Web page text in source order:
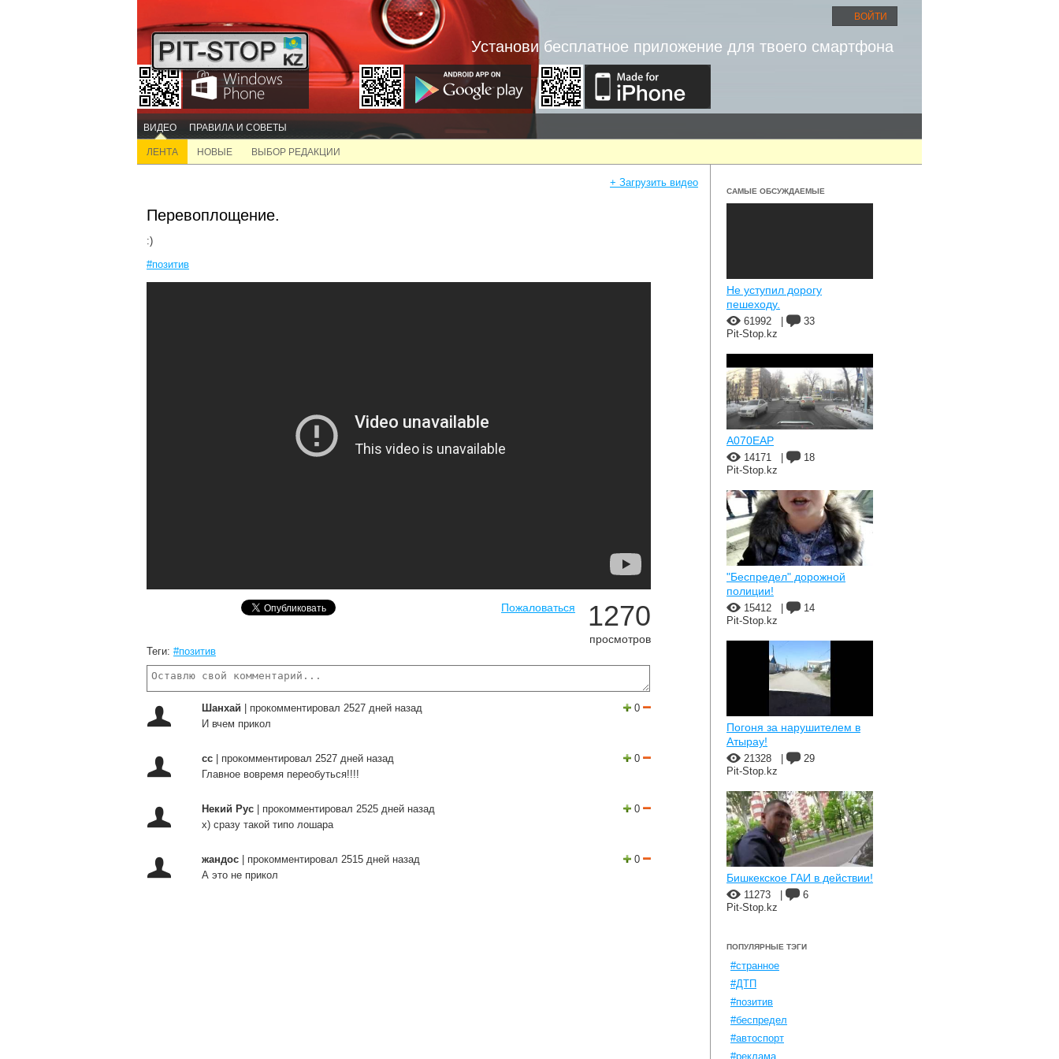
ВОЙТИ
Установи бесплатное приложение для твоего смартфона
ВИДЕО ПРАВИЛА И СОВЕТЫ
ЛЕНТА НОВЫЕ ВЫБОР РЕДАКЦИИ
+ Загрузить видео
Перевоплощение.
:)
#позитив
Пожаловаться 1270
просмотров
Теги: #позитив
0
Шанхай
прокомментировал 2527 дней назад
И вчем прикол
0
сс
прокомментировал 2527 дней назад
Главное вовремя переобуться!!!!
0
Некий Рус
прокомментировал 2525 дней назад
х) сразу такой типо лошара
0
жандос
прокомментировал 2515 дней назад
А это не прикол
САМЫЕ ОБСУЖДАЕМЫЕ
Не уступил дорогу
пешеходу.
61992
33
Pit-Stop.kz
A070EAP
14171
18
Pit-Stop.kz
"Беспредел" дорожной
полиции!
15412
14
Pit-Stop.kz
Погоня за нарушителем в
Атырау!
21328
29
Pit-Stop.kz
Бишкекское ГАИ в действии!
11273
6
Pit-Stop.kz
ПОПУЛЯРНЫЕ ТЭГИ
#странное
#ДТП
#позитив
#беспредел
#автоспорт
#реклама